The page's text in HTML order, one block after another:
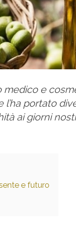
medico e
l’ha portato
ai giorni
e futuro